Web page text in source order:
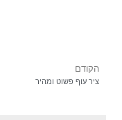
הקודם
ציר עוף פשוט ומהיר